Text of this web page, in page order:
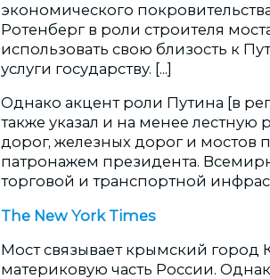
экономического
Ротенберг в роли строителя
использовать свою близость к
услуги государству. [...]
Однако акцент роли Путина [в
также указал и на менее лестную
дорог, железных дорог и мостов
патронажем президента.
торговой и транспортной
The New York Times
Мост связывает крымский город
материковую часть России.